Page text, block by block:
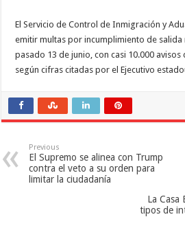
El Servicio de Control de Inmigración y
emitir multas por incumplimiento de salida
pasado 13 de junio, con casi 10.000 avisos
según cifras citadas por el Ejecutivo
Previous
El Supremo se alinea con Trump
contra el veto a su orden para
limitar la ciudadanía
La Casa
tipos de